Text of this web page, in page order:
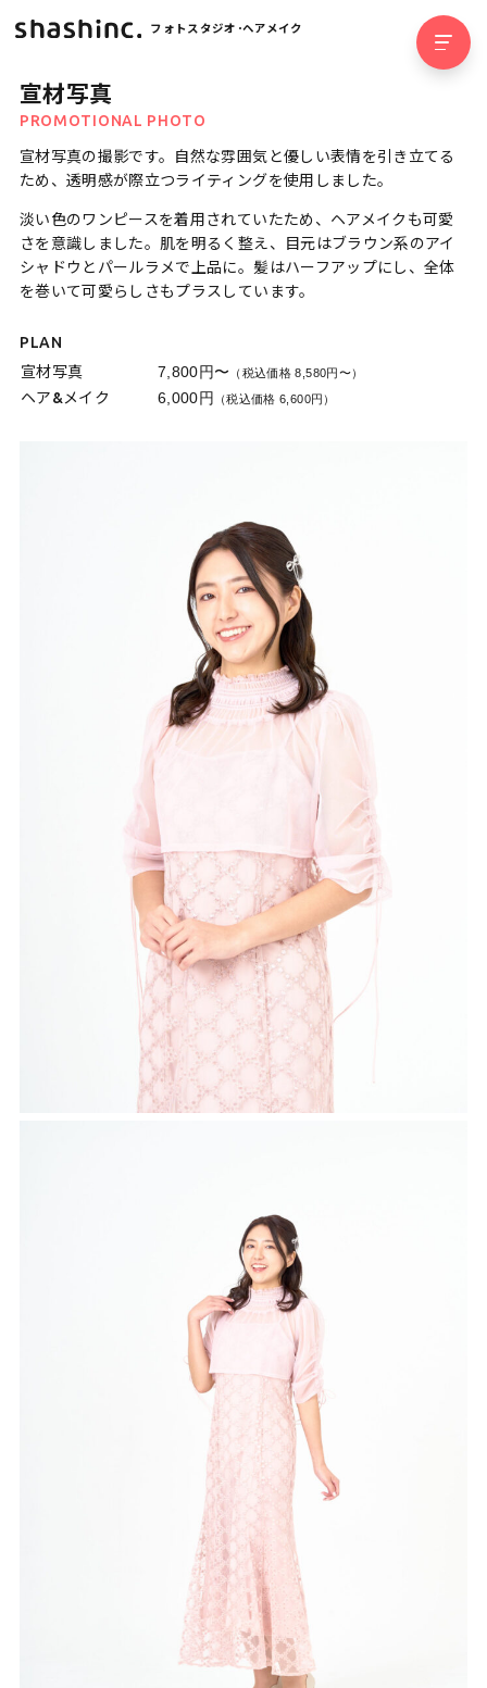
フォトスタジオ･ヘアメイク
宣材写真
PROMOTIONAL PHOTO
宣材写真の撮影です。自然な雰囲気と優しい表情を引き立てる
ため、透明感が際立つライティングを使用しました。
淡い色のワンピースを着用されていたため、ヘアメイクも可愛
さを意識しました。肌を明るく整え、目元はブラウン系のアイ
シャドウとパールラメで上品に。髪はハーフアップにし、全体
を巻いて可愛らしさもプラスしています。
PLAN
宣材写真
7,800円〜 （税込価格 8,580円〜）
ヘア&メイク 6,000円 （税込価格 6,600円）